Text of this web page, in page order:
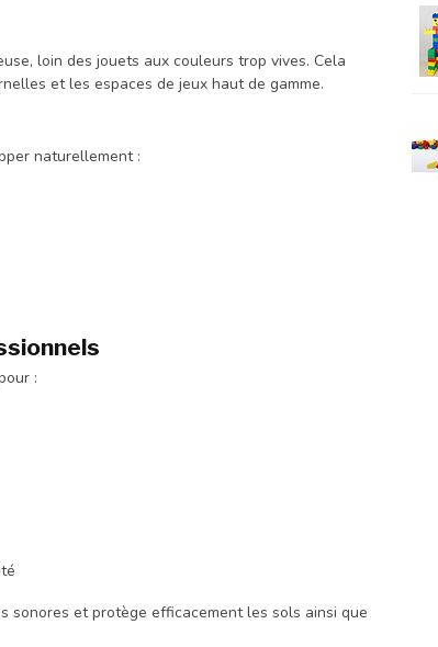
loin des jouets aux couleurs trop vives. Cela
et les espaces de jeux haut de gamme.
naturellement :
:
sonores et protège efficacement les sols ainsi que